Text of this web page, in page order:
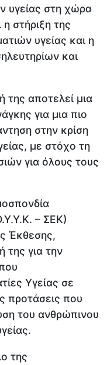
υγείας στη χώρα
στήριξη της
υγείας και η
και
της αποτελεί μια
για μια πιο
στην κρίση
με στόχο τη
για όλους τους
– ΣΕΚ)
Έκθεσης,
της για την
Υγείας σε
προτάσεις που
του ανθρώπινου
της